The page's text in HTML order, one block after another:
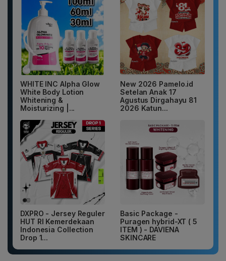
WHITE INC Alpha Glow
White Body Lotion
Whitening &
Moisturizing |...
New 2026 Pamelo.id
Setelan Anak 17
Agustus Dirgahayu 81
2026 Katun...
DXPRO - Jersey Reguler
HUT RI Kemerdekaan
Indonesia Collection
Drop 1...
Basic Package -
Puragen hybrid-XT ( 5
ITEM ) - DAVIENA
SKINCARE